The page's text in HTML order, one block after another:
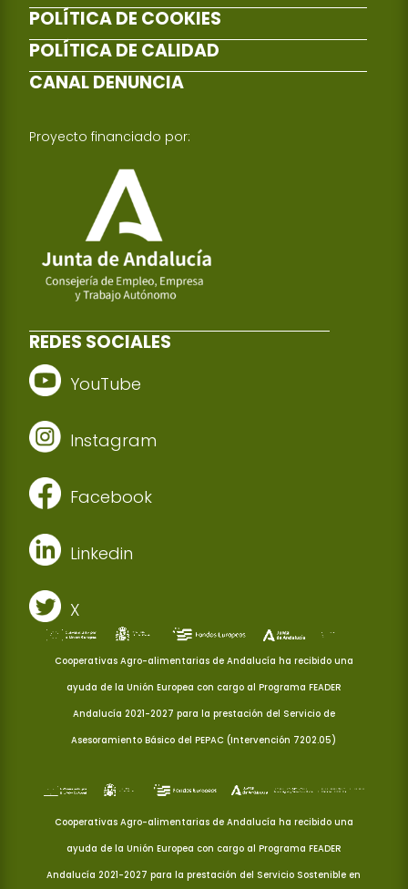
POLÍTICA DE COOKIES
POLÍTICA DE CALIDAD
CANAL DENUNCIA
Proyecto financiado por:
REDES SOCIALES
YouTube
Instagram
Facebook
Linkedin
X
Cooperativas Agro-alimentarias de Andalucía ha recibido una
ayuda de la Unión Europea con cargo al Programa FEADER
Andalucía 2021-2027 para la prestación del Servicio de
Asesoramiento Básico del PEPAC (Intervención 7202.05)
Cooperativas Agro-alimentarias de Andalucía ha recibido una
ayuda de la Unión Europea con cargo al Programa FEADER
Andalucía 2021-2027 para la prestación del Servicio Sostenible en